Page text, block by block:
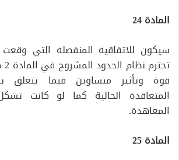
المادة 24
سيكون للاتفاقية المنفصلة التي
قوة وتأثير متساوين فيما يتعلق
المتعاقدة الحالية كما لو كانت
المعاهدة.
المادة 25